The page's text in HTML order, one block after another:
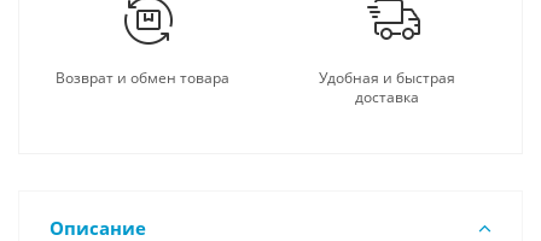
Возврат и обмен товара
Удобная и быстрая
доставка
Описание